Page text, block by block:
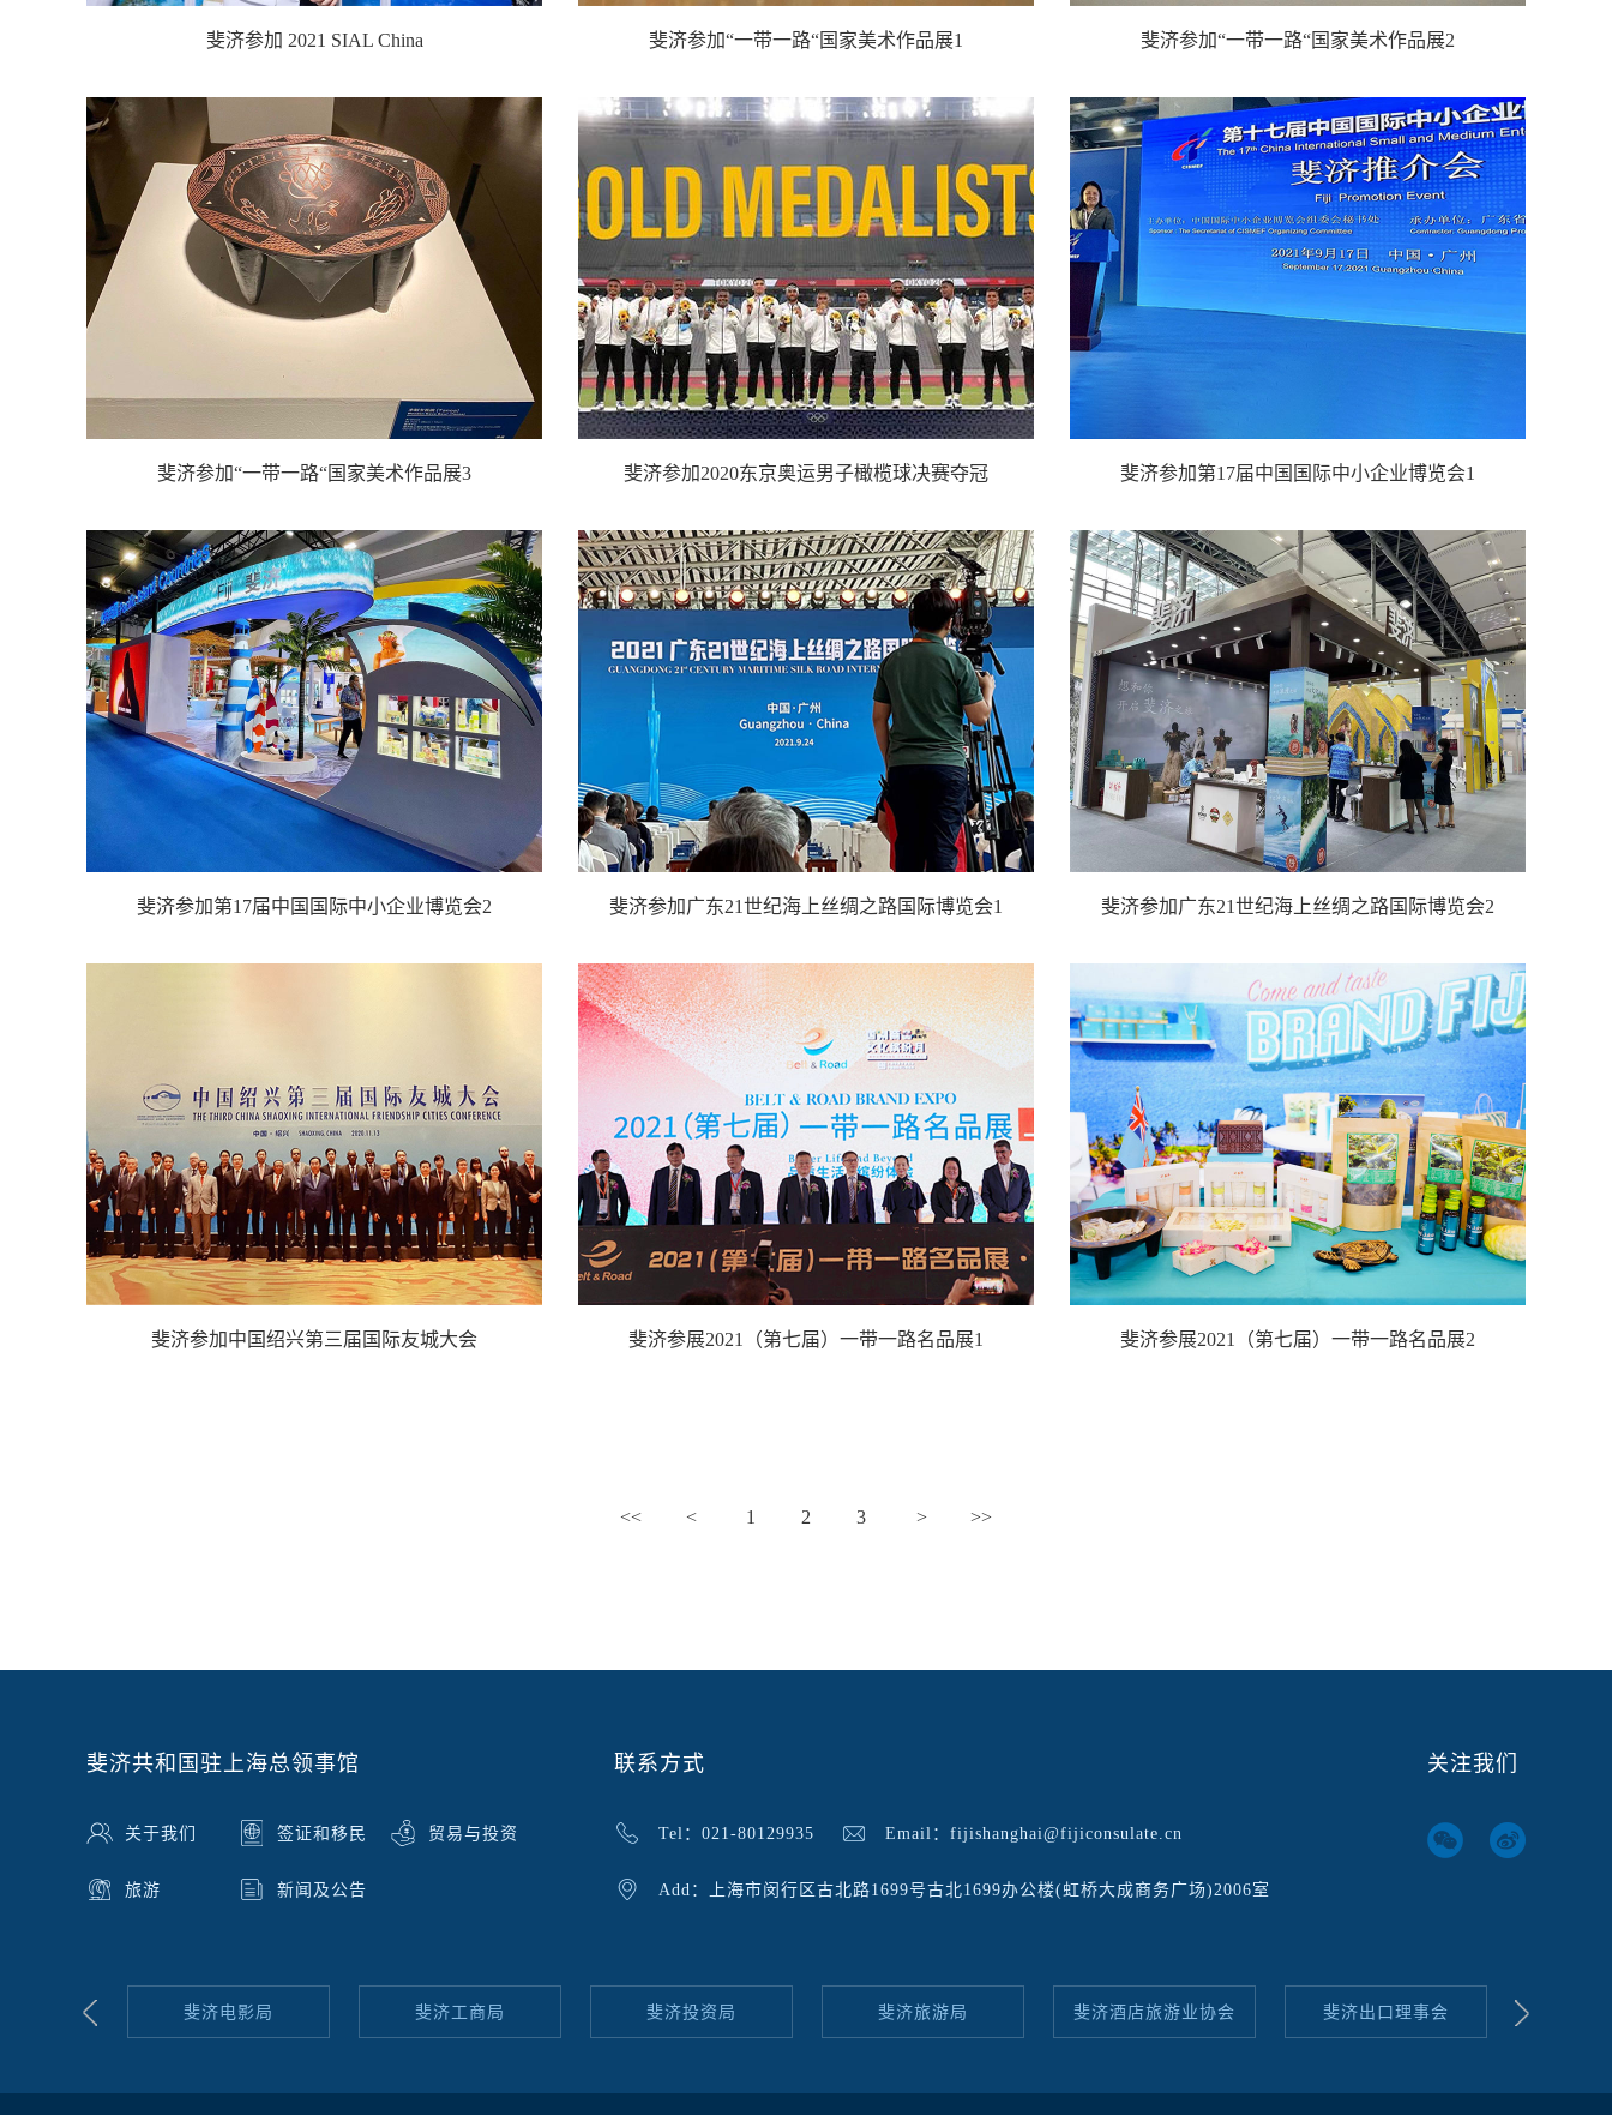
斐济参加 2021 SIAL China 斐济参加“一带一路“国家美术作品展1 斐济参加“一带一路“国家美术作品展2
斐济参加“一带一路“国家美术作品展3 斐济参加2020东京奥运男子橄榄球决赛夺冠 斐济参加第17届中国国际中小企业博览会1
斐济参加第17届中国国际中小企业博览会2 斐济参加广东21世纪海上丝绸之路国际博览会1 斐济参加广东21世纪海上丝绸之路国际博览会2
斐济参加中国绍兴第三届国际友城大会 斐济参展2021（第七届）一带一路名品展1 斐济参展2021（第七届）一带一路名品展2
<< < 1 2 3 > >>
斐济共和国驻上海总领事馆
关于我们 签证和移民 贸易与投资
旅游 新闻及公告
联系方式
Tel：021-80129935 Email：fijishanghai@fijiconsulate.cn
Add：上海市闵行区古北路1699号古北1699办公楼(虹桥大成商务广场)2006室
关注我们
斐济电影局 斐济工商局 斐济投资局 斐济旅游局 斐济酒店旅游业协会 斐济出口理事会